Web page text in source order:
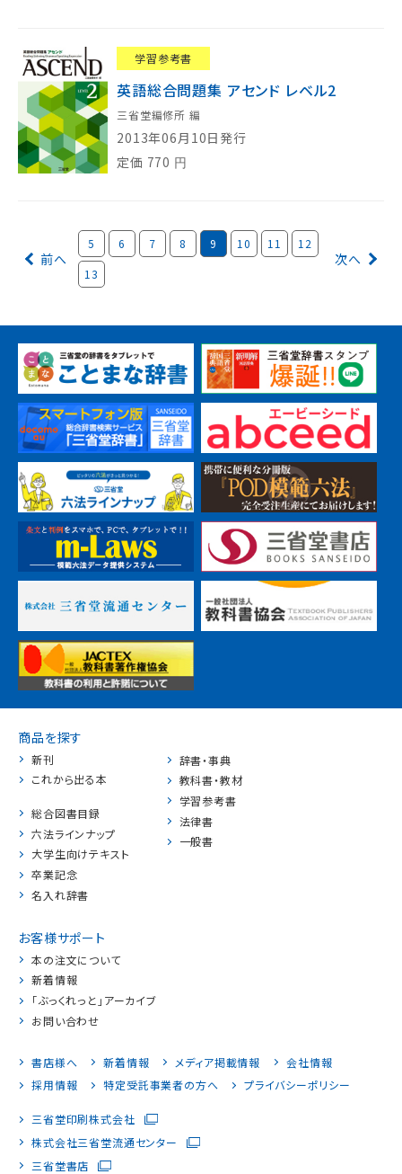
学習参考書
英語総合問題集 アセンド レベル2
三省堂編修所 編
2013年06月10日発行
定価 770 円
前へ
5 6 7 8 9 10 11
12
13
次へ
商品を探す
新刊
これから出る本
総合図書目録
六法ラインナップ
大学生向けテキスト
卒業記念
名入れ辞書
辞書・事典
教科書・教材
学習参考書
法律書
一般書
お客様サポート
本の注文について
新着情報
「ぶっくれっと」アーカイブ
お問い合わせ
書店様へ 新着情報 メディア掲載情報
会社情報
採用情報
特定受託事業者の方へ プライバシーポリシー
三省堂印刷株式会社
株式会社三省堂流通センター
三省堂書店